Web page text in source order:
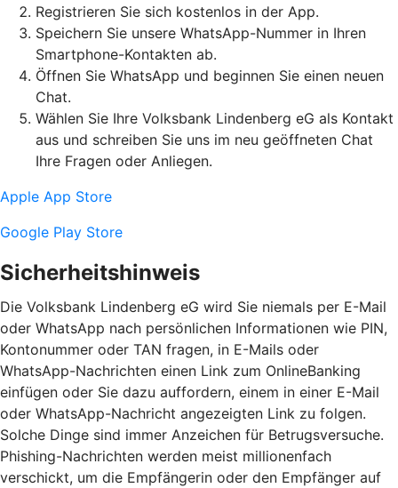
Registrieren Sie sich kostenlos in der App.
Speichern Sie unsere WhatsApp-Nummer in Ihren
Smartphone-Kontakten ab.
Öffnen Sie WhatsApp und beginnen Sie einen neuen
Chat.
Wählen Sie Ihre Volksbank Lindenberg eG als Kontakt
aus und schreiben Sie uns im neu geöffneten Chat
Ihre Fragen oder Anliegen.
Apple App Store
Google Play Store
Sicherheitshinweis
Die Volksbank Lindenberg eG wird Sie niemals per E-Mail
oder WhatsApp nach persönlichen Informationen wie PIN,
Kontonummer oder TAN fragen, in E-Mails oder
WhatsApp-Nachrichten einen Link zum OnlineBanking
einfügen oder Sie dazu auffordern, einem in einer E-Mail
oder WhatsApp-Nachricht angezeigten Link zu folgen.
Solche Dinge sind immer Anzeichen für Betrugsversuche.
Phishing-Nachrichten werden meist millionenfach
verschickt, um die Empfängerin oder den Empfänger auf